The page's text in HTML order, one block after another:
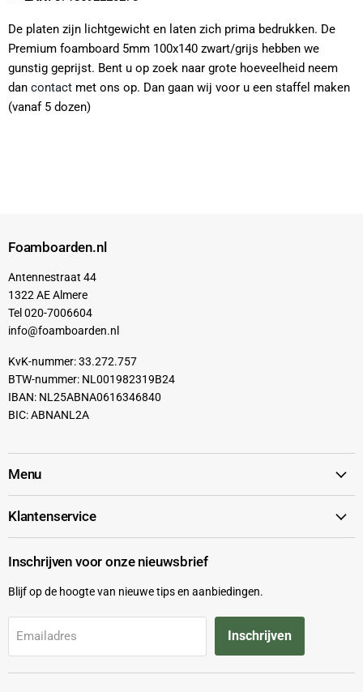
De platen zijn lichtgewicht en laten zich prima bedrukken. De
Premium foamboard 5mm 100x140 zwart/grijs hebben we
gunstig geprijst. Bent u op zoek naar grote hoeveelheid neem
dan contact met ons op. Dan gaan wij voor u een staffel maken
(vanaf 5 dozen)
Foamboarden.nl
Antennestraat 44
1322 AE Almere
Tel 020-7006604
info@foamboarden.nl
KvK-nummer: 33.272.757
BTW-nummer: NL001982319B24
IBAN: NL25ABNA0616346840
BIC: ABNANL2A
Menu
Klantenservice
Inschrijven voor onze nieuwsbrief
Blijf op de hoogte van nieuwe tips en aanbiedingen.
Emailadres Inschrijven